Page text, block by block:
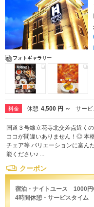
フォトギャラリー
料金 休憩 4,500 円 ～ サー
国道３号線立花寺北交差点近く
ココが間違いありません！◎ 本
チェア等 バリエーションに富ん
能ください♪ ...
クーポン
宿泊・ナイトユース 1000円
4時間休憩・サービスタイム